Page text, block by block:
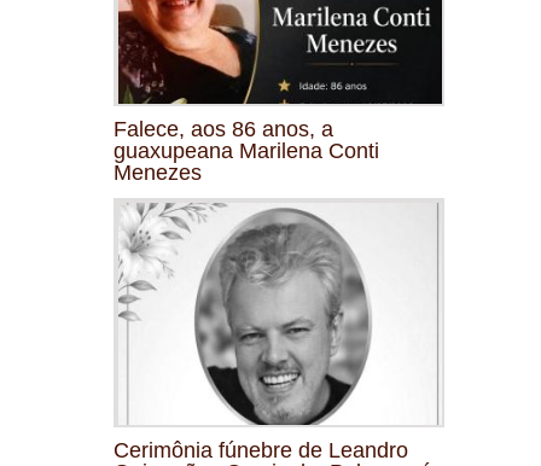
Falece, aos 86 anos, a
guaxupeana Marilena Conti
Menezes
Cerimônia fúnebre de Leandro